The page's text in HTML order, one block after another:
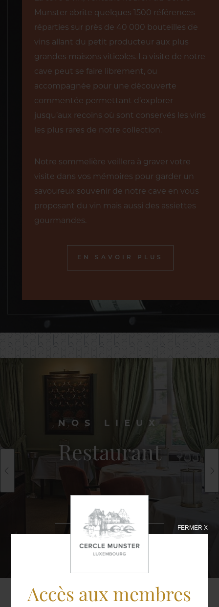
Accès aux membres
FERMER X
Munster abrite quelques 1500 références
réparties sur près de 40 000 bouteilles de
vins allant du petit producteur aux plus
grandes maisons viticoles. La visite de notre
cave peut se faire librement, ou
accompagnée pour une découverte
commentée permettant d’explorer
jusqu’aux recoins où sont conservés les vins
les plus rares de notre collection.
Notre sommelière veillera à graver votre
visite dans vos mémoires pour garder un
savoureux souvenir de notre cave en vous
proposant du vin mais aussi des assiettes
gourmandes.
EN SAVOIR PLUS
NOS LIEUX
Restaurant
EN SAVOIR
PLUS